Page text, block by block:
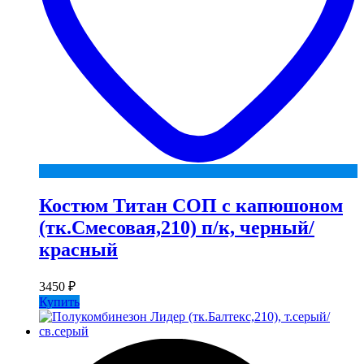
Костюм Титан СОП с капюшоном
(тк.Смесовая,210) п/к, черный/
красный
3450 ₽
Купить